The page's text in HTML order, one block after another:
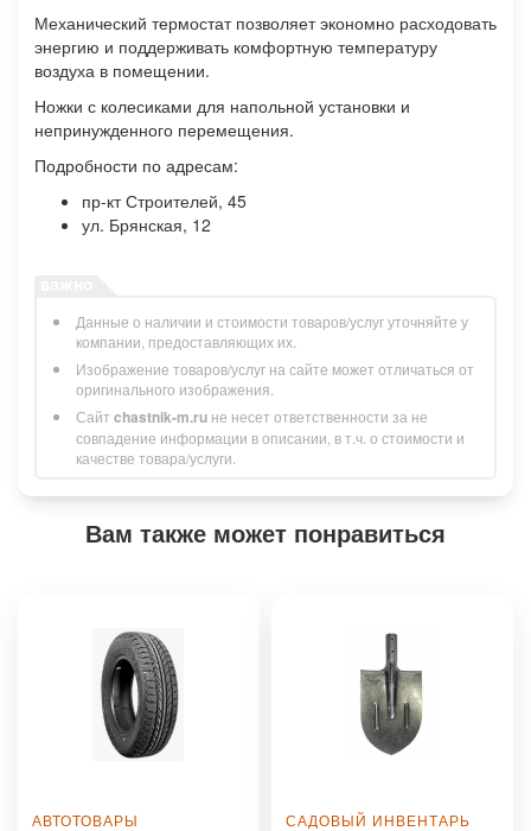
Механический термостат позволяет экономно расходовать
энергию и поддерживать комфортную температуру
воздуха в помещении.
Ножки с колесиками для напольной установки и
непринужденного перемещения.
Подробности по адресам:
пр-кт Строителей, 45
ул. Брянская, 12
Данные о наличии и стоимости товаров/услуг уточняйте у
компании, предоставляющих их.
Изображение товаров/услуг на сайте может отличаться от
оригинального изображения.
Сайт chastnik-m.ru не несет ответственности за не
совпадение информации в описании, в т.ч. о стоимости и
качестве товара/услуги.
Вам также может понравиться
АВТОТОВАРЫ САДОВЫЙ ИНВЕНТАРЬ